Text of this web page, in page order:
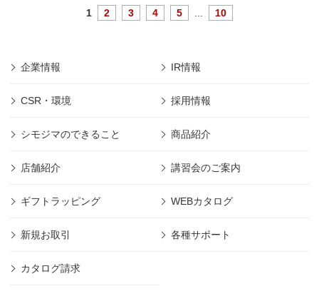
1 2 3 4 5 10
企業情報 IR情報
CSR・環境 採用情報
シモジマのできること 商品紹介
店舗紹介 講習会のご案内
ギフトラッピング WEBカタログ
新規お取引 各種サポート
カタログ請求